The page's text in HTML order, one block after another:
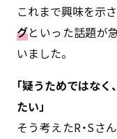
これまで興味を示
グといった話題が
いました。
「疑うためではな
たい」
そう考えたR・Sさ